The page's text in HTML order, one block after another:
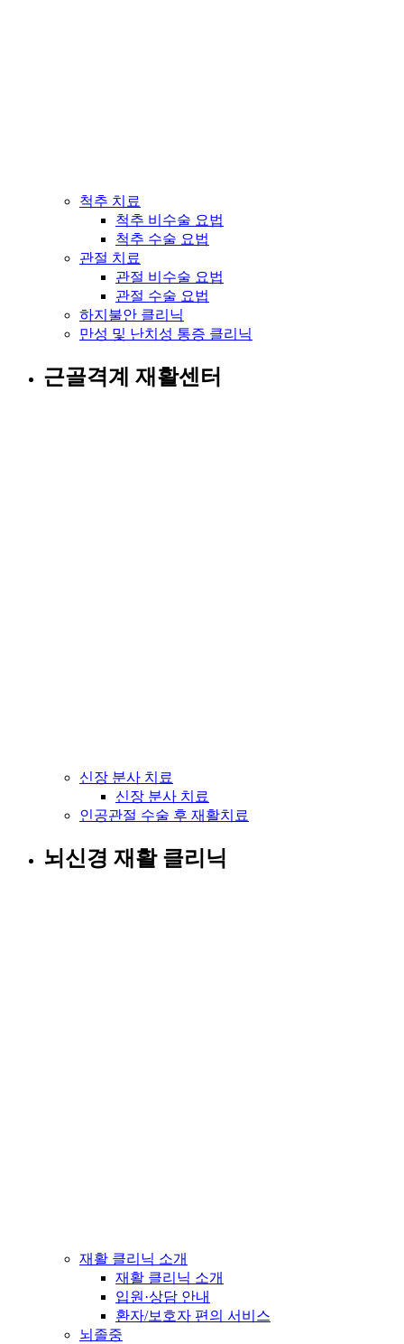
척추 치료
척추 비수술 요법
척추 수술 요법
관절 치료
관절 비수술 요법
관절 수술 요법
하지불안 클리닉
만성 및 난치성 통증 클리닉
근골격계 재활센터
신장 분사 치료
신장 분사 치료
인공관절 수술 후 재활치료
뇌신경 재활 클리닉
재활 클리닉 소개
재활 클리닉 소개
입원·상담 안내
환자/보호자 편의 서비스
뇌졸중